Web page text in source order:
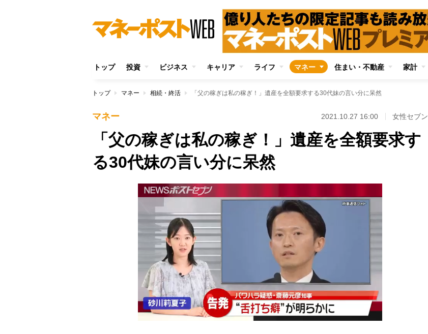
トップ 投資 ビジネス キャリア ライフ マネー 住まい・不動産 家計
トップ マネー 相続・終活 「父の稼ぎは私の稼ぎ！」遺産を全額要求する30代妹の言い分に呆然
マネー 2021.10.27 16:00 女性セブン
「父の稼ぎは私の稼ぎ！」遺産を全額要求す
る30代妹の言い分に呆然